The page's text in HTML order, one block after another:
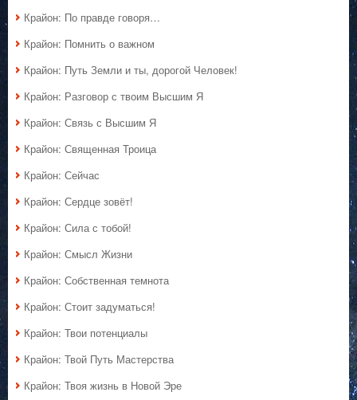
Крайон: По правде говоря…
Крайон: Помнить о важном
Крайон: Путь Земли и ты, дорогой Человек!
Крайон: Разговор с твоим Высшим Я
Крайон: Связь с Высшим Я
Крайон: Священная Троица
Крайон: Сейчас
Крайон: Сердце зовёт!
Крайон: Сила с тобой!
Крайон: Смысл Жизни
Крайон: Собственная темнота
Крайон: Стоит задуматься!
Крайон: Твои потенциалы
Крайон: Твой Путь Мастерства
Крайон: Твоя жизнь в Новой Эре